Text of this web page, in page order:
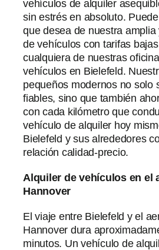
vehículos de alquiler
sin estrés en absoluto.
que desea de nuestra
de vehículos con tarifas
cualquiera de nuestras
vehículos en Bielefeld.
pequeños modernos no solo
fiables, sino que también
con cada kilómetro que
vehículo de alquiler hoy
Bielefeld y sus alrededores
relación calidad-precio.
Alquiler de vehículos en el
Hannover
El viaje entre Bielefeld y el
Hannover dura
minutos. Un vehículo de